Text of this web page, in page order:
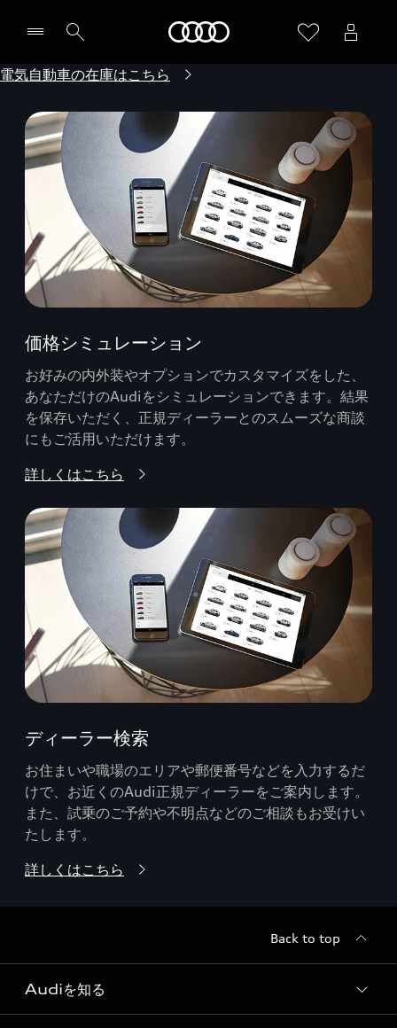
電気自動車の在庫はこちら
価格シミュレーション
お好みの内外装やオプションでカスタマイズをした、
あなただけのAudiをシミュレーションできます。結果
を保存いただく、正規ディーラーとのスムーズな商談
にもご活用いただけます。
詳しくはこちら
ディーラー検索
お住まいや職場のエリアや郵便番号などを入力するだ
けで、お近くのAudi正規ディーラーをご案内します。
また、試乗のご予約や不明点などのご相談もお受けい
たします。
詳しくはこちら
Back to top
Audiを知る